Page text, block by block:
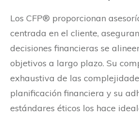
Los CFP® proporcionan
centrada en el cliente,
decisiones financieras se
objetivos a largo plazo. Su
exhaustiva de las
planificación financiera y su
estándares éticos los hace